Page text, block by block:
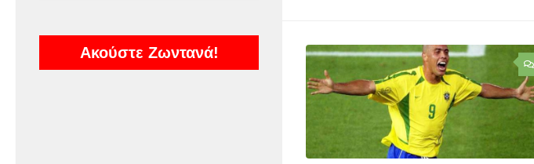
Ακούστε Ζωντανά!